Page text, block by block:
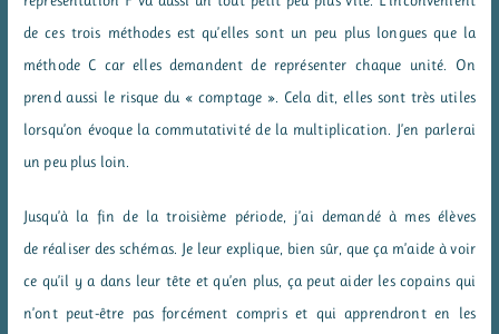
de ces trois méthodes est qu’elles sont un peu plus longues que la
méthode C car elles demandent de représenter chaque unité. On
prend aussi le risque du « comptage ». Cela dit, elles sont très utiles
lorsqu’on évoque la commutativité de la multiplication. J’en parlerai
un peu plus loin.
Jusqu’à la fin de la troisième période, j’ai demandé à mes élèves
de réaliser des schémas. Je leur explique, bien sûr, que ça m’aide à voir
ce qu’il y a dans leur tête et qu’en plus, ça peut aider les copains qui
n’ont peut-être pas forcément compris et qui apprendront en les